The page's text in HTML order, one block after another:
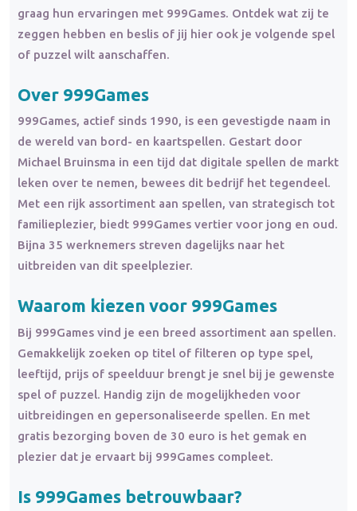
graag hun ervaringen met 999Games. Ontdek wat zij te
zeggen hebben en beslis of jij hier ook je volgende spel
of puzzel wilt aanschaffen.
Over 999Games
999Games, actief sinds 1990, is een gevestigde naam in
de wereld van bord- en kaartspellen. Gestart door
Michael Bruinsma in een tijd dat digitale spellen de markt
leken over te nemen, bewees dit bedrijf het tegendeel.
Met een rijk assortiment aan spellen, van strategisch tot
familieplezier, biedt 999Games vertier voor jong en oud.
Bijna 35 werknemers streven dagelijks naar het
uitbreiden van dit speelplezier.
Waarom kiezen voor 999Games
Bij 999Games vind je een breed assortiment aan spellen.
Gemakkelijk zoeken op titel of filteren op type spel,
leeftijd, prijs of speelduur brengt je snel bij je gewenste
spel of puzzel. Handig zijn de mogelijkheden voor
uitbreidingen en gepersonaliseerde spellen. En met
gratis bezorging boven de 30 euro is het gemak en
plezier dat je ervaart bij 999Games compleet.
Is 999Games betrouwbaar?